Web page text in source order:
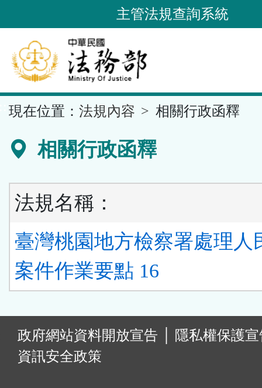
到
要
內
容
區
主管法規查詢系統
現在位置： 法規內容 相關行政函釋
相關行政函釋
法規名稱：
臺灣桃園地方檢察署處理人
案件作業要點 16
政府網站資料開放宣告
隱私權保護
資訊安全政策